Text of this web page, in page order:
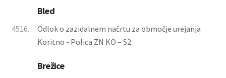
Bled
4516.
Odlok o zazidalnem načrtu za območje urejanja
Koritno - Polica ZN KO – S2
Brežice